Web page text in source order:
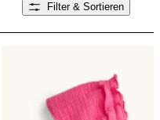
Filter & Sortieren